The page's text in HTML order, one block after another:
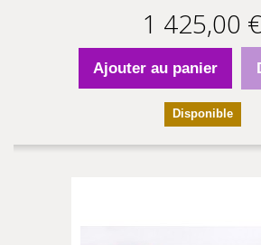
1 425,00 €
Ajouter au panier
Disponible